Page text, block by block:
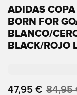
ADIDAS
BORN FOR
BLANCO/
BLACK/ROJO
47,95 € 84,95